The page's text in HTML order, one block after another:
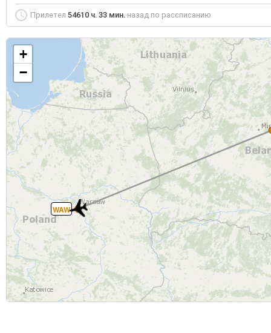
Прилетел 54610 ч. 33 мин. назад по рассписанию
WAW
+
−